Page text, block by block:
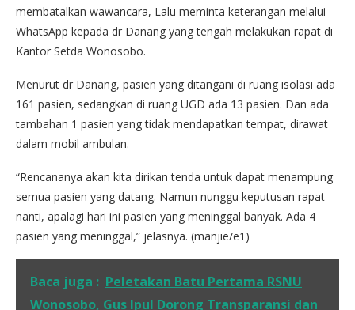
membatalkan wawancara, Lalu meminta keterangan melalui
WhatsApp kepada dr Danang yang tengah melakukan rapat di
Kantor Setda Wonosobo.
Menurut dr Danang, pasien yang ditangani di ruang isolasi ada
161 pasien, sedangkan di ruang UGD ada 13 pasien. Dan ada
tambahan 1 pasien yang tidak mendapatkan tempat, dirawat
dalam mobil ambulan.
“Rencananya akan kita dirikan tenda untuk dapat menampung
semua pasien yang datang. Namun nunggu keputusan rapat
nanti, apalagi hari ini pasien yang meninggal banyak. Ada 4
pasien yang meninggal,” jelasnya. (manjie/e1)
Baca juga : Peletakan Batu Pertama RSNU
Wonosobo, Gus Ipul Dorong Transparansi dan